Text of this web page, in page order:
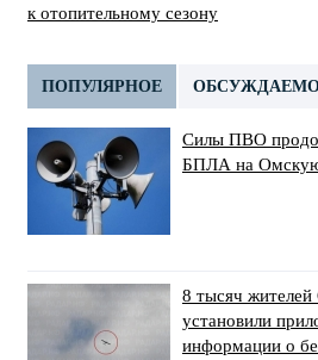
к отопительному сезону
ПОПУЛЯРНОЕ
Силы ПВО
БПЛА на Омскую
8 тысяч
установили
информации о